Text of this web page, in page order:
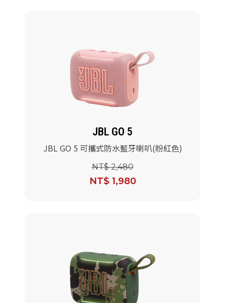
JBL GO 5
JBL GO 5 可攜式防水藍牙喇叭(粉紅色)
NT$ 2,480
NT$ 1,980